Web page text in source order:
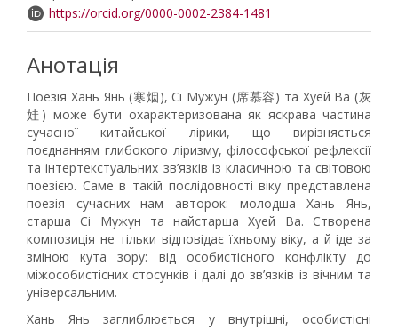
https://orcid.org/0000-0002-2384-1481
Анотація
Поезія Хань Янь (寒烟), Сі Мужун (席慕容) та Хуей Ва (灰
娃) може бути охарактеризована як яскрава частина
сучасної китайської лірики, що вирізняється
поєднанням глибокого ліризму, філософської рефлексії
та інтертекстуальних зв’язків із класичною та світовою
поезією. Саме в такій послідовності віку представлена
поезія сучасних нам авторок: молодша Хань Янь,
старша Сі Мужун та найстарша Хуей Ва. Створена
композиція не тільки відповідає їхньому віку, а й іде за
зміною кута зору: від особистісного конфлікту до
міжособистісних стосунків і далі до зв’язків із вічним та
універсальним.
Хань Янь заглиблюється у внутрішні, особистісні